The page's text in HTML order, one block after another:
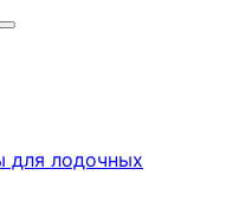
для лодочных